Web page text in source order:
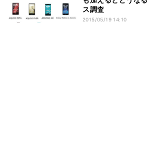
ス調査
2015/05/19 14:10